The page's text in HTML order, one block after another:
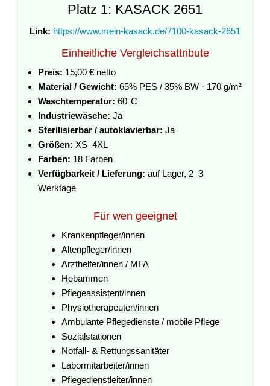
Platz 1: KASACK 2651
Link: https://www.mein-kasack.de/7100-kasack-2651
Einheitliche Vergleichsattribute
Preis: 15,00 € netto
Material / Gewicht: 65% PES / 35% BW · 170 g/m²
Waschtemperatur: 60°C
Industriewäsche: Ja
Sterilisierbar / autoklavierbar: Ja
Größen: XS–4XL
Farben: 18 Farben
Verfügbarkeit / Lieferung: auf Lager, 2–3
Werktage
Für wen geeignet
Krankenpfleger/innen
Altenpfleger/innen
Arzthelfer/innen / MFA
Hebammen
Pflegeassistent/innen
Physiotherapeuten/innen
Ambulante Pflegedienste / mobile Pflege
Sozialstationen
Notfall- & Rettungssanitäter
Labormitarbeiter/innen
Pflegedienstleiter/innen